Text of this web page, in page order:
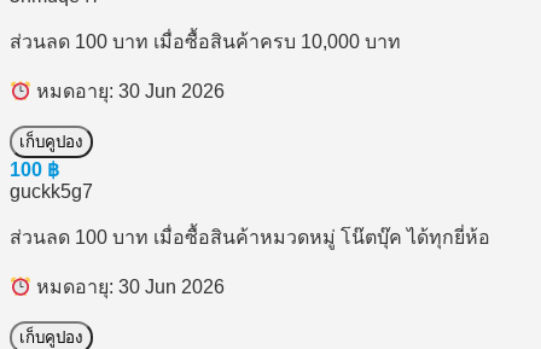
ส่วนลด 100 บาท เมื่อซื้อสินค้าครบ 10,000 บาท
หมดอายุ: 30 Jun 2026
เก็บคูปอง
100 ฿
guckk5g7
ส่วนลด 100 บาท เมื่อซื้อสินค้าหมวดหมู่ โน๊ตบุ๊ค ได้ทุกยี่ห้อ
หมดอายุ: 30 Jun 2026
เก็บคูปอง